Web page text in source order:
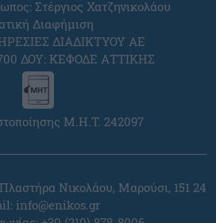
Στέργιος Χατζηνικολάου
Διαφήμιση
ΔΙΑΔΙΚΤΥΟΥ ΑΕ
ΔΟΥ: ΚΕΦΟΔΕ ΑΤΤΙΚΗΣ
Μ.Η.Τ. 242097
Νικολάου, Μαρούσι, 151 24
info@enikos.gr